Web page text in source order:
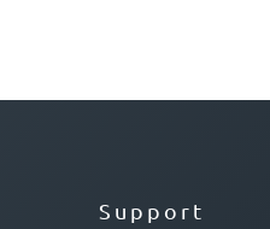
Support